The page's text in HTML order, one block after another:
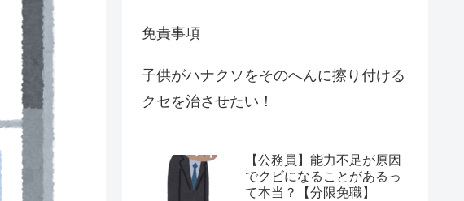
免責事項
子供がハナクソをそのへんに擦り付ける
クセを治させたい！
【公務員】能力不足が原因
でクビになることがあるっ
て本当？【分限免職】